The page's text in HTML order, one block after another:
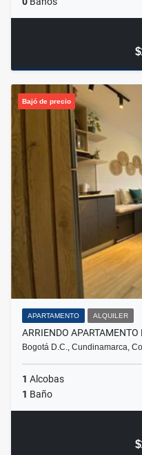
Bajó de precio
APARTAMENTO ALQUILER
ARRIENDO
Bogotá D.C., Cundinamarca,
1 Alcobas
1 Baño